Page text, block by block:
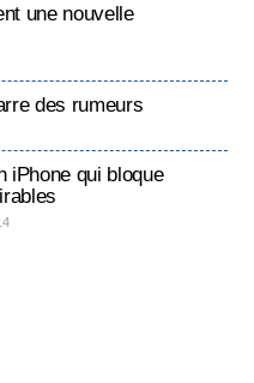
une nouvelle
des rumeurs
iPhone qui bloque